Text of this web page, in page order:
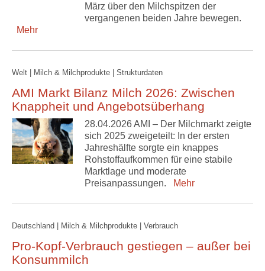
März über den Milchspitzen der
vergangenen beiden Jahre bewegen.
Mehr
Welt | Milch & Milchprodukte | Strukturdaten
AMI Markt Bilanz Milch 2026: Zwischen
Knappheit und Angebotsüberhang
28.04.2026 AMI – Der Milchmarkt zeigte
sich 2025 zweigeteilt: In der ersten
Jahreshälfte sorgte ein knappes
Rohstoffaufkommen für eine stabile
Marktlage und moderate
Preisanpassungen.
Mehr
Deutschland | Milch & Milchprodukte | Verbrauch
Pro-Kopf-Verbrauch gestiegen – außer bei
Konsummilch